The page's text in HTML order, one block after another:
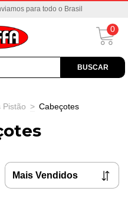
para todo o Brasil
BUSCAR
0
Pistão > Cabeçotes